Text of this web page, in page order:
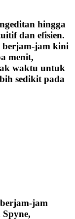
hingga
dan efisien.
berjam-jam kini
menit,
waktu untuk
sedikit pada
jam